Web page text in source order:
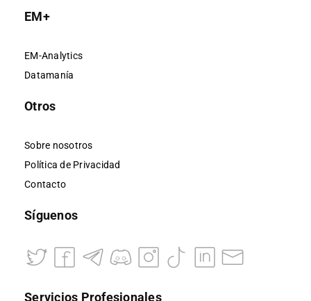
EM+
EM-Analytics
Datamanía
Otros
Sobre nosotros
Política de Privacidad
Contacto
Síguenos
Servicios Profesionales